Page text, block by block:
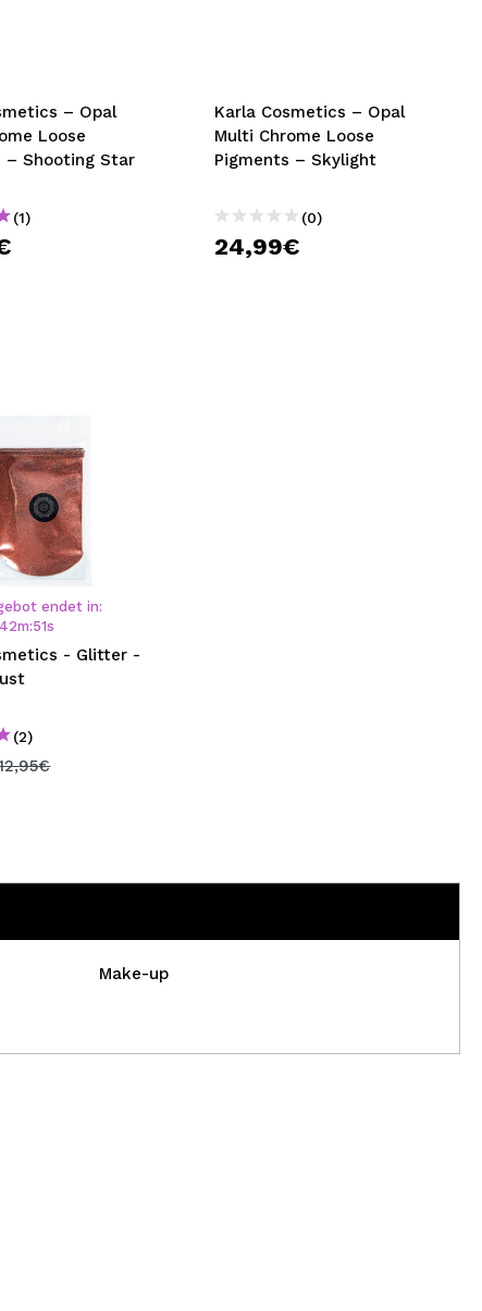
ERSTELLEN
– Opal
Loose
– Shooting Star
(1)
Karla Cosmetics – Opal
Multi Chrome Loose
Pigments – Skylight
(0)
24,99€
endet in:
42m:50s
- Glitter -
(2)
Make-up